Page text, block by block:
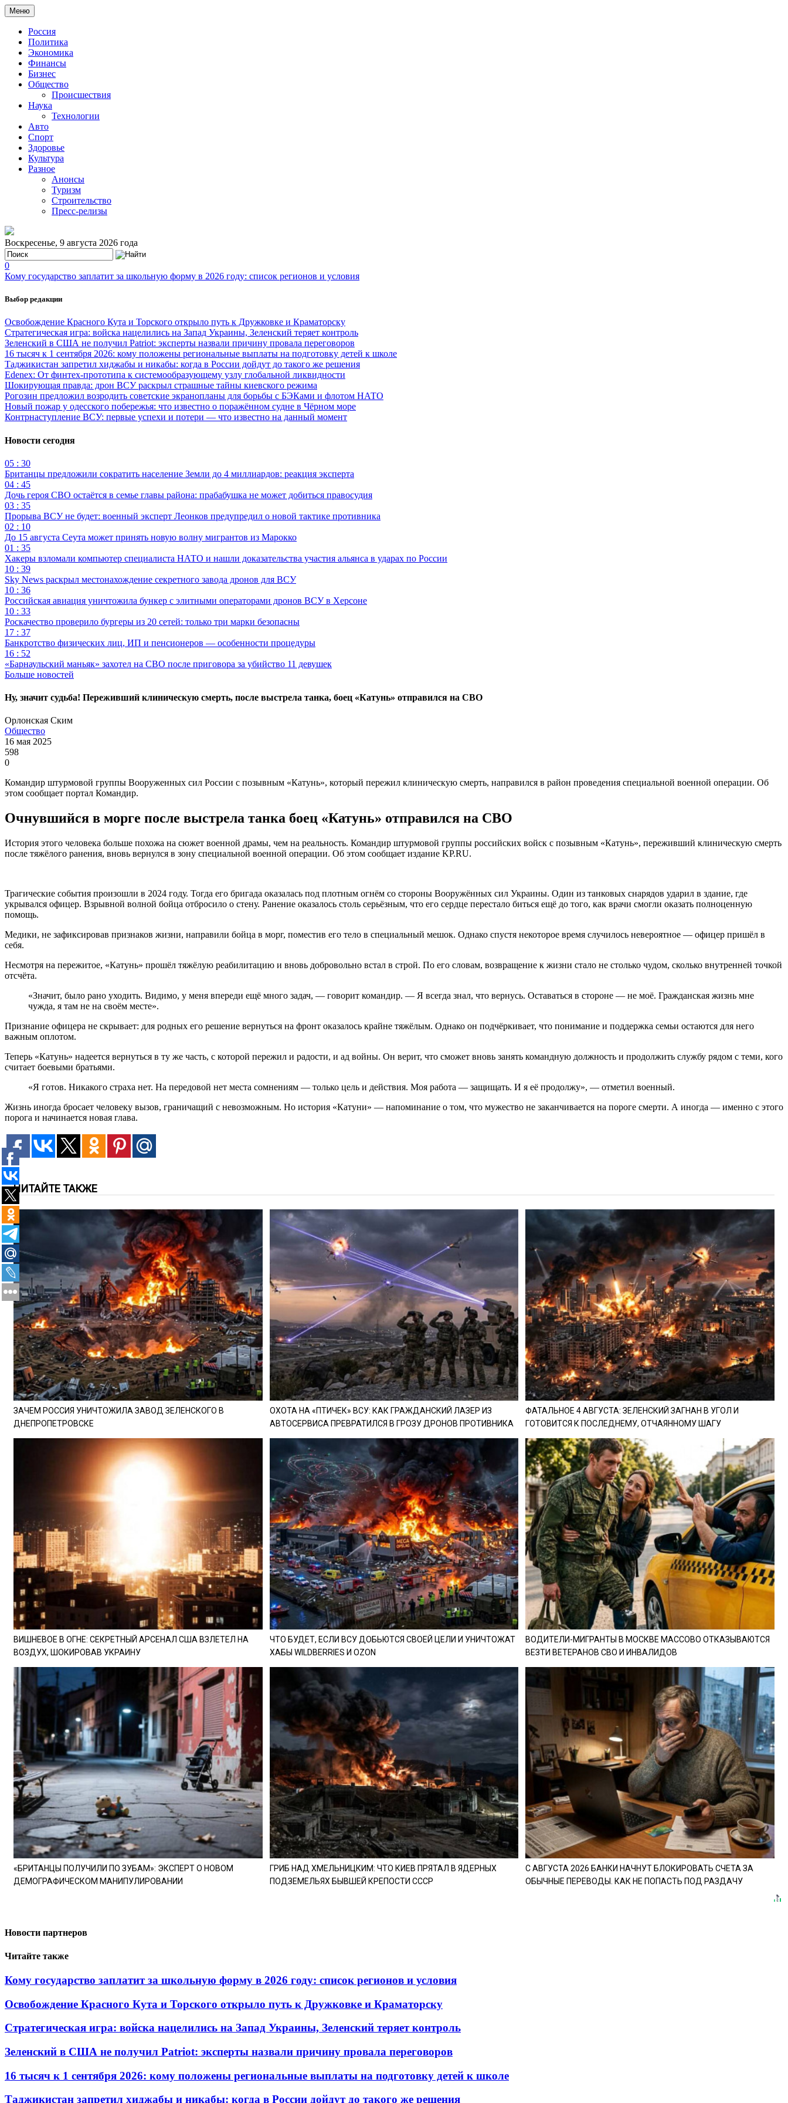
Меню
Россия
Политика
Экономика
Финансы
Бизнес
Общество
Происшествия
Наука
Технологии
Авто
Спорт
Здоровье
Культура
Разное
Анонсы
Туризм
Строительство
Пресс-релизы
Воскресенье, 9 августа 2026 года
0
Кому государство заплатит за школьную форму в 2026 году: список регионов и условия
Выбор редакции
Освобождение Красного Кута и Торского открыло путь к Дружковке и Краматорску
Стратегическая игра: войска нацелились на Запад Украины, Зеленский теряет контроль
Зеленский в США не получил Patriot: эксперты назвали причину провала переговоров
16 тысяч к 1 сентября 2026: кому положены региональные выплаты на подготовку детей к школе
Таджикистан запретил хиджабы и никабы: когда в России дойдут до такого же решения
Edenex: От финтех-прототипа к системообразующему узлу глобальной ликвидности
Шокирующая правда: дрон ВСУ раскрыл страшные тайны киевского режима
Рогозин предложил возродить советские экранопланы для борьбы с БЭКами и флотом НАТО
Новый пожар у одесского побережья: что известно о поражённом судне в Чёрном море
Контрнаступление ВСУ: первые успехи и потери — что известно на данный момент
Новости сегодня
05 : 30
Британцы предложили сократить население Земли до 4 миллиардов: реакция эксперта
04 : 45
Дочь героя СВО остаётся в семье главы района: прабабушка не может добиться правосудия
03 : 35
Прорыва ВСУ не будет: военный эксперт Леонков предупредил о новой тактике противника
02 : 10
До 15 августа Сеута может принять новую волну мигрантов из Марокко
01 : 35
Хакеры взломали компьютер специалиста НАТО и нашли доказательства участия альянса в ударах по России
10 : 39
Sky News раскрыл местонахождение секретного завода дронов для ВСУ
10 : 36
Российская авиация уничтожила бункер с элитными операторами дронов ВСУ в Херсоне
10 : 33
Роскачество проверило бургеры из 20 сетей: только три марки безопасны
17 : 37
Банкротство физических лиц, ИП и пенсионеров — особенности процедуры
16 : 52
«Барнаульский маньяк» захотел на СВО после приговора за убийство 11 девушек
Больше новостей
Ну, значит судьба! Переживший клиническую смерть, после выстрела танка, боец «Катунь» отправился на СВО
Орлонская Ским
Общество
16 мая 2025
598
0
Командир штурмовой группы Вооруженных сил России с позывным «Катунь», который пережил клиническую смерть, направился в район проведения специальной военной операции. Об
этом сообщает портал Командир.
Очнувшийся в морге после выстрела танка боец «Катунь» отправился на СВО
История этого человека больше похожа на сюжет военной драмы, чем на реальность. Командир штурмовой группы российских войск с позывным «Катунь», переживший клиническую смерть
после тяжёлого ранения, вновь вернулся в зону специальной военной операции. Об этом сообщает издание KP.RU.
Трагические события произошли в 2024 году. Тогда его бригада оказалась под плотным огнём со стороны Вооружённых сил Украины. Один из танковых снарядов ударил в здание, где
укрывался офицер. Взрывной волной бойца отбросило о стену. Ранение оказалось столь серьёзным, что его сердце перестало биться ещё до того, как врачи смогли оказать полноценную
помощь.
Медики, не зафиксировав признаков жизни, направили бойца в морг, поместив его тело в специальный мешок. Однако спустя некоторое время случилось невероятное — офицер пришёл в
себя.
Несмотря на пережитое, «Катунь» прошёл тяжёлую реабилитацию и вновь добровольно встал в строй. По его словам, возвращение к жизни стало не столько чудом, сколько внутренней точкой
отсчёта.
«Значит, было рано уходить. Видимо, у меня впереди ещё много задач, — говорит командир. — Я всегда знал, что вернусь. Оставаться в стороне — не моё. Гражданская жизнь мне
чужда, я там не на своём месте».
Признание офицера не скрывает: для родных его решение вернуться на фронт оказалось крайне тяжёлым. Однако он подчёркивает, что понимание и поддержка семьи остаются для него
важным оплотом.
Теперь «Катунь» надеется вернуться в ту же часть, с которой пережил и радости, и ад войны. Он верит, что сможет вновь занять командную должность и продолжить службу рядом с теми, кого
считает боевыми братьями.
«Я готов. Никакого страха нет. На передовой нет места сомнениям — только цель и действия. Моя работа — защищать. И я её продолжу», — отметил военный.
Жизнь иногда бросает человеку вызов, граничащий с невозможным. Но история «Катуни» — напоминание о том, что мужество не заканчивается на пороге смерти. А иногда — именно с этого
порога и начинается новая глава.
ЧИТАЙТЕ ТАКЖЕ
ЗАЧЕМ РОССИЯ УНИЧТОЖИЛА ЗАВОД ЗЕЛЕНСКОГО В
ДНЕПРОПЕТРОВСКЕ
ОХОТА НА «ПТИЧЕК» ВСУ: КАК ГРАЖДАНСКИЙ ЛАЗЕР ИЗ
АВТОСЕРВИСА ПРЕВРАТИЛСЯ В ГРОЗУ ДРОНОВ ПРОТИВНИКА
ФАТАЛЬНОЕ 4 АВГУСТА: ЗЕЛЕНСКИЙ ЗАГНАН В УГОЛ И
ГОТОВИТСЯ К ПОСЛЕДНЕМУ, ОТЧАЯННОМУ ШАГУ
ВИШНЕВОЕ В ОГНЕ: СЕКРЕТНЫЙ АРСЕНАЛ США ВЗЛЕТЕЛ НА
ВОЗДУХ, ШОКИРОВАВ УКРАИНУ
ЧТО БУДЕТ, ЕСЛИ ВСУ ДОБЬЮТСЯ СВОЕЙ ЦЕЛИ И УНИЧТОЖАТ
ХАБЫ WILDBERRIES И OZON
ВОДИТЕЛИ-МИГРАНТЫ В МОСКВЕ МАССОВО ОТКАЗЫВАЮТСЯ
ВЕЗТИ ВЕТЕРАНОВ СВО И ИНВАЛИДОВ
«БРИТАНЦЫ ПОЛУЧИЛИ ПО ЗУБАМ»: ЭКСПЕРТ О НОВОМ
ДЕМОГРАФИЧЕСКОМ МАНИПУЛИРОВАНИИ
ГРИБ НАД ХМЕЛЬНИЦКИМ: ЧТО КИЕВ ПРЯТАЛ В ЯДЕРНЫХ
ПОДЗЕМЕЛЬЯХ БЫВШЕЙ КРЕПОСТИ СССР
С АВГУСТА 2026 БАНКИ НАЧНУТ БЛОКИРОВАТЬ СЧЕТА ЗА
ОБЫЧНЫЕ ПЕРЕВОДЫ. КАК НЕ ПОПАСТЬ ПОД РАЗДАЧУ
Новости партнеров
Читайте также
Кому государство заплатит за школьную форму в 2026 году: список регионов и условия
Освобождение Красного Кута и Торского открыло путь к Дружковке и Краматорску
Стратегическая игра: войска нацелились на Запад Украины, Зеленский теряет контроль
Зеленский в США не получил Patriot: эксперты назвали причину провала переговоров
16 тысяч к 1 сентября 2026: кому положены региональные выплаты на подготовку детей к школе
Таджикистан запретил хиджабы и никабы: когда в России дойдут до такого же решения